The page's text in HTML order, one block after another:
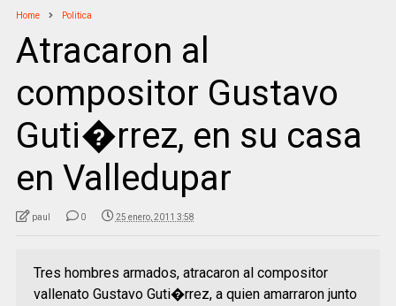
Home Politica
Atracaron al
compositor Gustavo
Guti�rrez, en su casa
en Valledupar
paul 0 25 enero, 2011 3:58
Tres hombres armados, atracaron al compositor
vallenato Gustavo Guti�rrez, a quien amarraron junto